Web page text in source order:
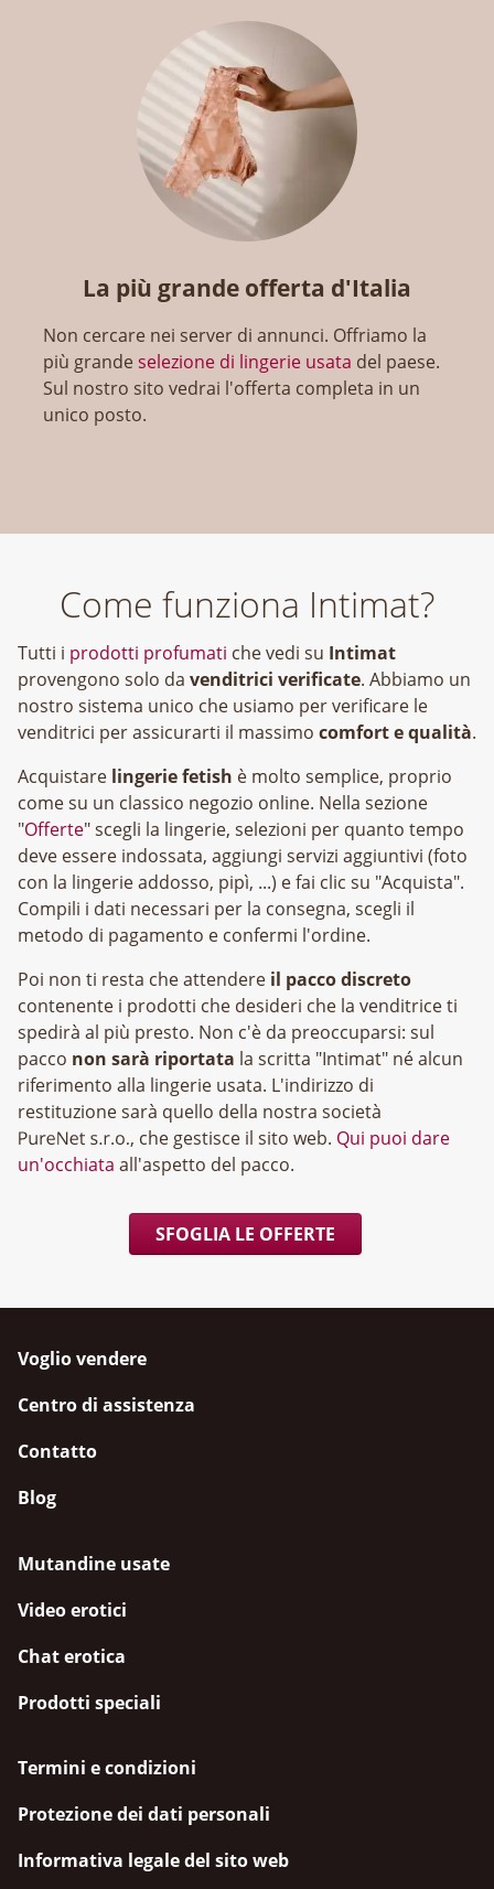
La più grande offerta d'Italia
Non cercare nei server di annunci. Offriamo la
più grandeselezione di lingerie usata del paese.
Sul nostro sito vedrai l'offerta completa in un
unico posto.
Come funziona Intimat?
Tutti i prodotti profumati che vedi su Intimat
provengono solo da venditrici verificate. Abbiamo un
nostro sistema unico che usiamo per verificare le
venditrici per assicurarti il massimo comfort e qualità.
Acquistare lingerie fetish è molto semplice, proprio
come su un classico negozio online. Nella sezione
"Offerte" scegli la lingerie, selezioni per quanto tempo
deve essere indossata, aggiungi servizi aggiuntivi (foto
con la lingerie addosso, pipì, ...) e fai clic su "Acquista".
Compili i dati necessari per la consegna, scegli il
metodo di pagamento e confermi l'ordine.
Poi non ti resta che attendere il pacco discreto
contenente i prodotti che desideri che la venditrice ti
spedirà al più presto. Non c'è da preoccuparsi: sul
pacco non sarà riportata la scritta "Intimat" né alcun
riferimento alla lingerie usata. L'indirizzo di
restituzione sarà quello della nostra società
, che gestisce il sito web. Qui puoi dare
un'occhiata all'aspetto del pacco.
SFOGLIA LE OFFERTE
Voglio vendere
Centro di assistenza
Contatto
Blog
Mutandine usate
Video erotici
Chat erotica
Prodotti speciali
Termini e condizioni
Protezione dei dati personali
Informativa legale del sito web